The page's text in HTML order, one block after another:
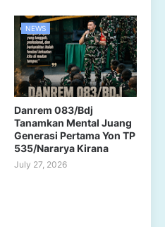
NEWS
Danrem 083/Bdj
Tanamkan Mental Juang
Generasi Pertama Yon TP
535/Nararya Kirana
July 27, 2026